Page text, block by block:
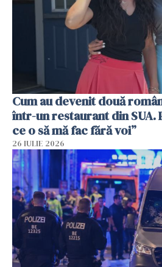
Cum au devenit două
într-un restaurant din SUA.
ce o să mă fac fără voi”
26 IULIE 2026